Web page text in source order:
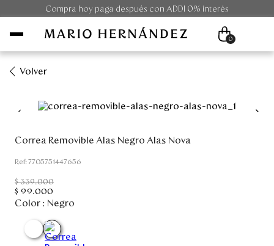
Compra hoy paga después con ADDI 0% interés
Unisex
Viaje
Colecciones
0
Volver
Correa Removible Alas Negro Alas Nova
:7705751447656
$ 339.000
$ 99.000
Color : Negro